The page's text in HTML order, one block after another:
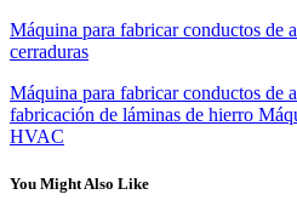
Máquina para fabricar conductos de
cerraduras
Máquina para fabricar conductos de
fabricación de láminas de hierro
HVAC
You Might Also Like